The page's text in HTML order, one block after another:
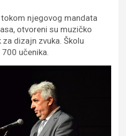
njegovog mandata
otvoreni su muzičko
dizajn zvuka. Školu
učenika.